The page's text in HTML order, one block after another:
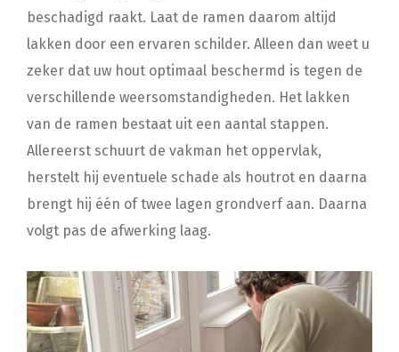
beschadigd raakt. Laat de ramen daarom altijd
lakken door een ervaren schilder. Alleen dan weet u
zeker dat uw hout optimaal beschermd is tegen de
verschillende weersomstandigheden. Het lakken
van de ramen bestaat uit een aantal stappen.
Allereerst schuurt de vakman het oppervlak,
herstelt hij eventuele schade als houtrot en daarna
brengt hij één of twee lagen grondverf aan. Daarna
volgt pas de afwerking laag.